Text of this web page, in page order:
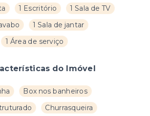
1 Escritório
1 Sala de TV
1 Sala de jantar
1 Área de serviço
do Imóvel
Box nos banheiros
Churrasqueira